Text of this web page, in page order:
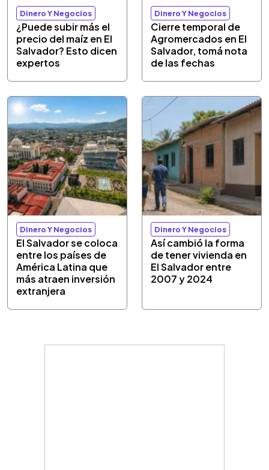
Dinero Y Negocios
¿Puede subir más el
precio del maíz en El
Salvador? Esto dicen
expertos
Dinero Y Negocios
Cierre temporal de
Agromercados en El
Salvador, tomá nota
de las fechas
Dinero Y Negocios
El Salvador se coloca
entre los países de
América Latina que
más atraen inversión
extranjera
Dinero Y Negocios
Así cambió la forma
de tener vivienda en
El Salvador entre
2007 y 2024